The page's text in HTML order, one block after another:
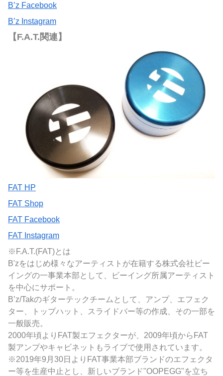
B’z Facebook
B’z Instagram
【F.A.T.関連】
FAT HP
FAT Shop
FAT Facebook
FAT Instagram
※F.A.T.(FAT)とは
B'zをはじめ様々なアーティストが在籍する株式会社ビー
イングの一事業本部として、ビーイング所属アーティスト
を中心にサポート。
B’z/Takのギターテックチームとして、アンプ、エフェク
ター、トップハット、スライドバー等の作成、その一部を
一般販売。
2000年頃よりFAT製エフェクターが、2009年頃からFAT
製アンプやキャビネットもライブで使用されています。
※2019年9月30日よりFAT事業本部ブランドのエフェクタ
ー等を生産中止とし、新しいブランド"OOPEGG"を立ち